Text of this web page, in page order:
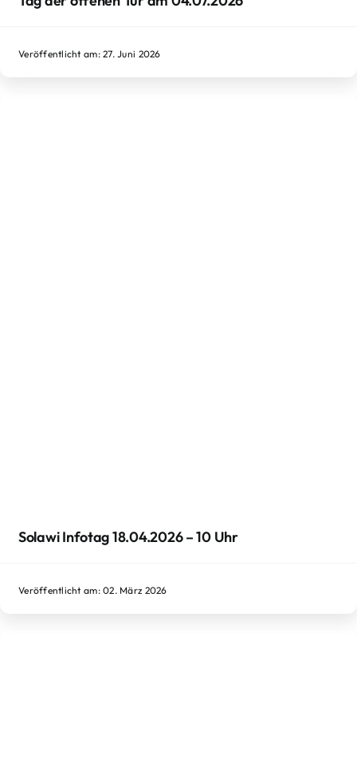
Veröffentlicht am: 27. Juni 2026
Solawi Infotag 18.04.2026 – 10 Uhr
Veröffentlicht am: 02. März 2026